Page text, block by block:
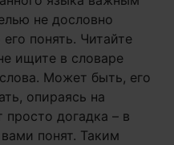
не дословно
понять. Читайте
ищите в словаре
Может быть, его
опираясь на
просто догадка – в
понят. Таким